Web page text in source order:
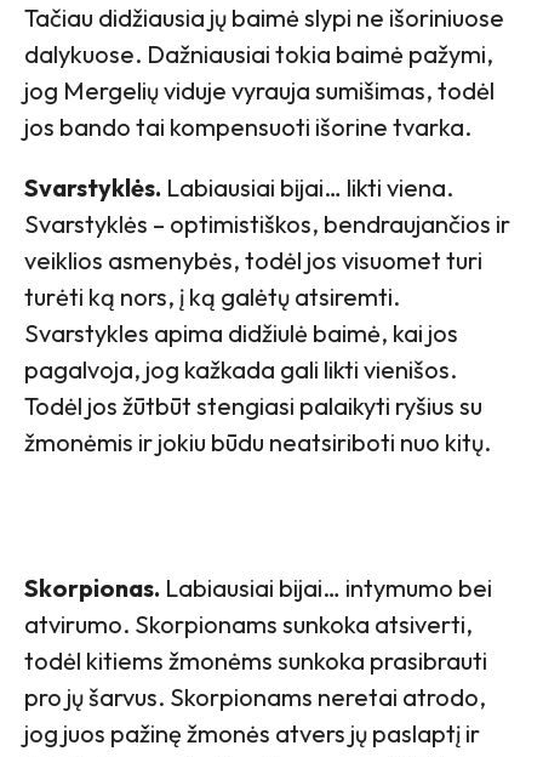
Tačiau didžiausia jų baimė slypi ne išoriniuose
dalykuose. Dažniausiai tokia baimė pažymi,
jog Mergelių viduje vyrauja sumišimas, todėl
jos bando tai kompensuoti išorine tvarka.
Svarstyklės. Labiausiai bijai… likti viena.
Svarstyklės – optimistiškos, bendraujančios ir
veiklios asmenybės, todėl jos visuomet turi
turėti ką nors, į ką galėtų atsiremti.
Svarstykles apima didžiulė baimė, kai jos
pagalvoja, jog kažkada gali likti vienišos.
Todėl jos žūtbūt stengiasi palaikyti ryšius su
žmonėmis ir jokiu būdu neatsiriboti nuo kitų.
Skorpionas. Labiausiai bijai… intymumo bei
atvirumo. Skorpionams sunkoka atsiverti,
todėl kitiems žmonėms sunkoka prasibrauti
pro jų šarvus. Skorpionams neretai atrodo,
jog juos pažinę žmonės atvers jų paslaptį ir